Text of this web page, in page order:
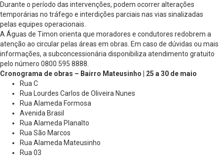
Durante o período das intervenções, podem ocorrer alterações
temporárias no tráfego e interdições parciais nas vias sinalizadas
pelas equipes operacionais.
A Águas de Timon orienta que moradores e condutores redobrem a
atenção ao circular pelas áreas em obras. Em caso de dúvidas ou mais
informações, a subconcessionária disponibiliza atendimento gratuito
pelo número 0800 595 8888.
Cronograma de obras – Bairro Mateusinho | 25 a 30 de maio
Rua C
Rua Lourdes Carlos de Oliveira Nunes
Rua Alameda Formosa
Avenida Brasil
Rua Alameda Planalto
Rua São Marcos
Rua Alameda Mateusinho
Rua 03